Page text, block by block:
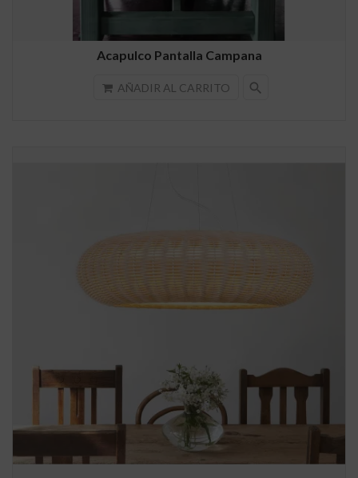
Acapulco Pantalla Campana
AÑADIR AL CARRITO search